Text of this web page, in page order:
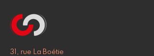
31, rue La Boétie